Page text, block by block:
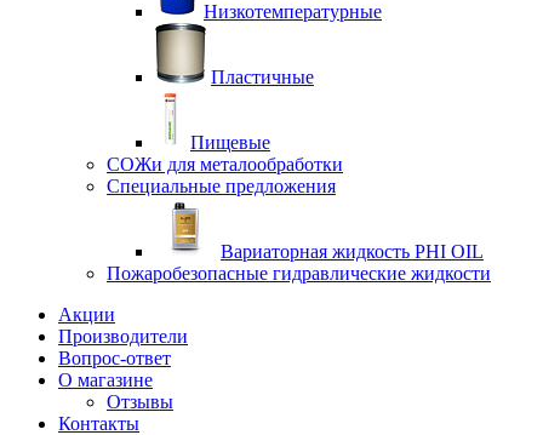
Низкотемпературные
Пластичные
Пищевые
СОЖи для металообработки
Специальные предложения
Вариаторная жидкость PHI OIL
Пожаробезопасные гидравлические жидкости
Акции
Производители
Вопрос-ответ
О магазине
Отзывы
Контакты